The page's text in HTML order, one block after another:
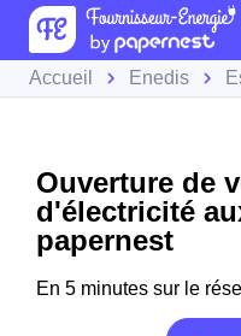
Accueil Enedis